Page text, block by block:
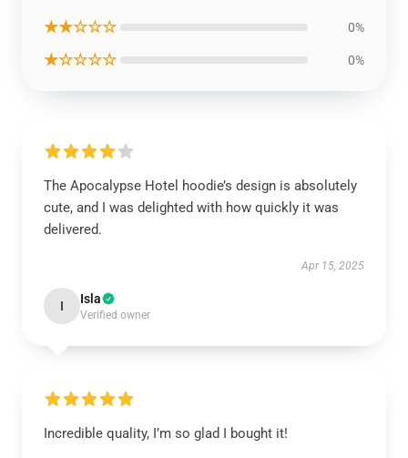
★★☆☆☆ 0%
★☆☆☆☆ 0%
The Apocalypse Hotel hoodie’s design is absolutely
cute, and I was delighted with how quickly it was
delivered.
Apr 15, 2025
I Isla
Verified owner
Incredible quality, I’m so glad I bought it!